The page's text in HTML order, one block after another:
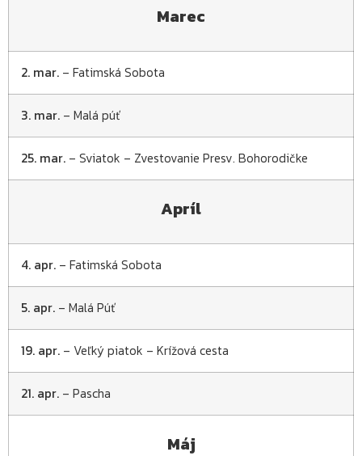
Marec
2. mar. – Fatimská Sobota
3. mar. – Malá púť
25. mar. – Sviatok – Zvestovanie Presv. Bohorodičke
Apríl
4. apr. – Fatimská Sobota
5. apr. – Malá Púť
19. apr. – Veľký piatok – Krížová cesta
21. apr. – Pascha
Máj